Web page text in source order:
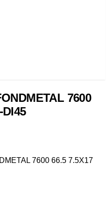
7600
DI45
7600 66.5 7.5X17